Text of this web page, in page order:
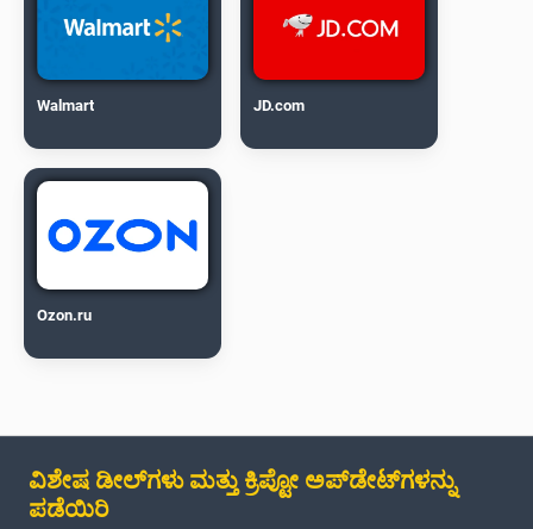
Walmart JD.com
Ozon.ru
ವಿಶೇಷ ಡೀಲ್‌ಗಳು ಮತ್ತು ಕ್ರಿಪ್ಟೋ ಅಪ್‌ಡೇಟ್‌ಗಳನ್ನು
ಪಡೆಯಿರಿ